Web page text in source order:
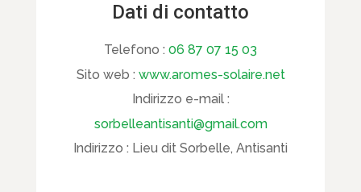
Dati di contatto
Telefono : 06 87 07 15 03
Sito web : www.aromes-solaire.net
Indirizzo e-mail :
sorbelleantisanti@gmail.com
Indirizzo : Lieu dit Sorbelle, Antisanti